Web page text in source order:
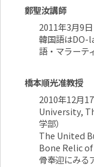
鄭聖汝講師
2011年3月9
韓国語はDO-
語・マラーテ
橋本順光准教授
2010年12月
University,
学部）
The United
Bone Relic
骨奉迎にみる